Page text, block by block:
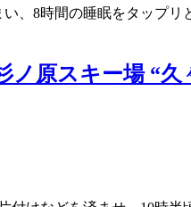
、8時間の睡眠をタップ
ノ原スキー場 “